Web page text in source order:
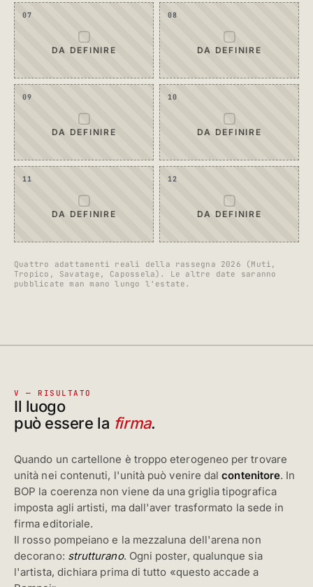
07
▢
DA DEFINIRE
08
▢
DA DEFINIRE
09
▢
DA DEFINIRE
10
▢
DA DEFINIRE
11
▢
DA DEFINIRE
12
▢
DA DEFINIRE
Quattro adattamenti reali della rassegna 2026 (Muti,
Tropico, Savatage, Capossela). Le altre date saranno
pubblicate man mano lungo l'estate.
V — RISULTATO
Il luogo
può essere la firma.
Quando un cartellone è troppo eterogeneo per trovare
unità nei contenuti, l'unità può venire dalcontenitore. In
BOP la coerenza non viene da una griglia tipografica
imposta agli artisti, ma dall'aver trasformato la sede in
firma editoriale.
Il rosso pompeiano e la mezzaluna dell'arena non
decorano: strutturano. Ogni poster, qualunque sia
l'artista, dichiara prima di tutto «questo accade a